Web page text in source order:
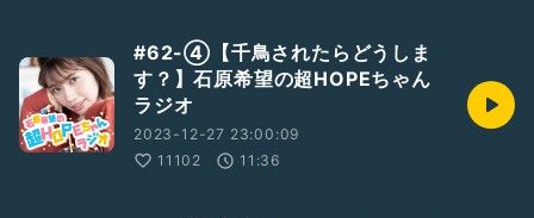
#62-④【千鳥されたらどうしま
す？】石原希望の超HOPEちゃん
ラジオ
2023-12-27 23:00:09
11102
11:36